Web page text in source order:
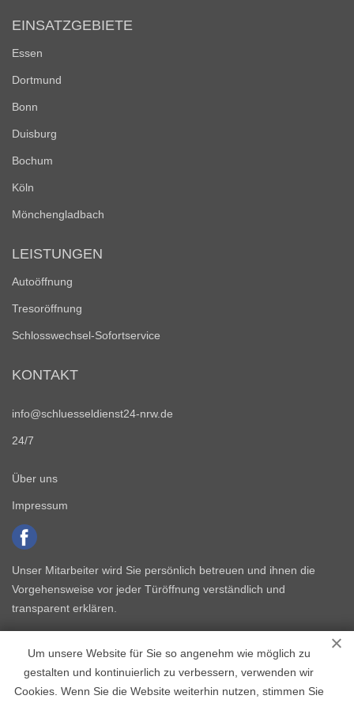
Um unsere Website für Sie so angenehm wie möglich zu
gestalten und kontinuierlich zu verbessern, verwenden wir
Cookies. Wenn Sie die Website weiterhin nutzen, stimmen Sie
EINSATZGEBIETE
Essen
Dortmund
Bonn
Duisburg
Bochum
Köln
Mönchengladbach
LEISTUNGEN
Autoöffnung
Tresoröffnung
Schlosswechsel-Sofortservice
KONTAKT
info@schluesseldienst24-nrw.de
24/7
Über uns
Impressum
Unser Mitarbeiter wird Sie persönlich betreuen und ihnen die
Vorgehensweise vor jeder Türöffnung verständlich und
transparent erklären.